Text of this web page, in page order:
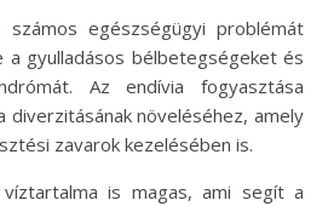
számos egészségügyi problémát
gyulladásos bélbetegségeket és
Az endívia fogyasztása
diverzitásának növeléséhez, amely
zavarok kezelésében is.
is magas, ami segít a